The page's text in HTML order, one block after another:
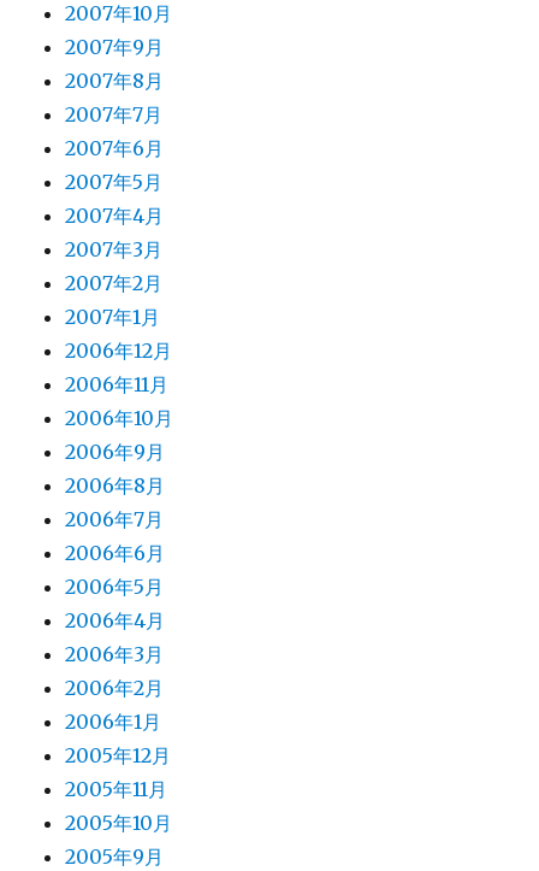
2007年10月
2007年9月
2007年8月
2007年7月
2007年6月
2007年5月
2007年4月
2007年3月
2007年2月
2007年1月
2006年12月
2006年11月
2006年10月
2006年9月
2006年8月
2006年7月
2006年6月
2006年5月
2006年4月
2006年3月
2006年2月
2006年1月
2005年12月
2005年11月
2005年10月
2005年9月